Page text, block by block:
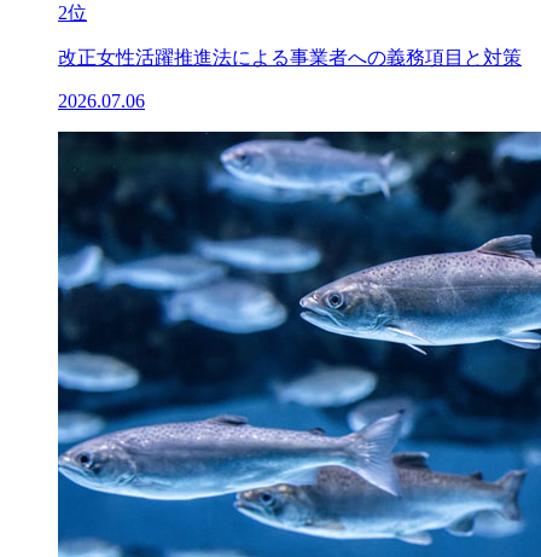
2位
改正女性活躍推進法による事業者への義務項目と対策
2026.07.06